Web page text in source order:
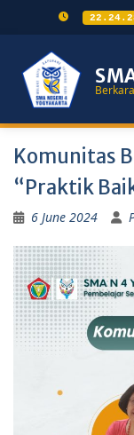
Komunitas
“Praktik
6 June 2024